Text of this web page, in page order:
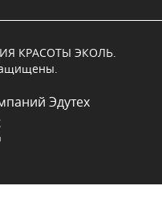
КРАСОТЫ ЭКОЛЬ.
Эдутех